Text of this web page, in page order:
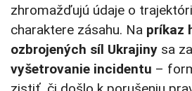
zhromažďujú údaje o
charaktere zásahu. Na príkaz
ozbrojených síl Ukrajiny sa
vyšetrovanie incidentu –